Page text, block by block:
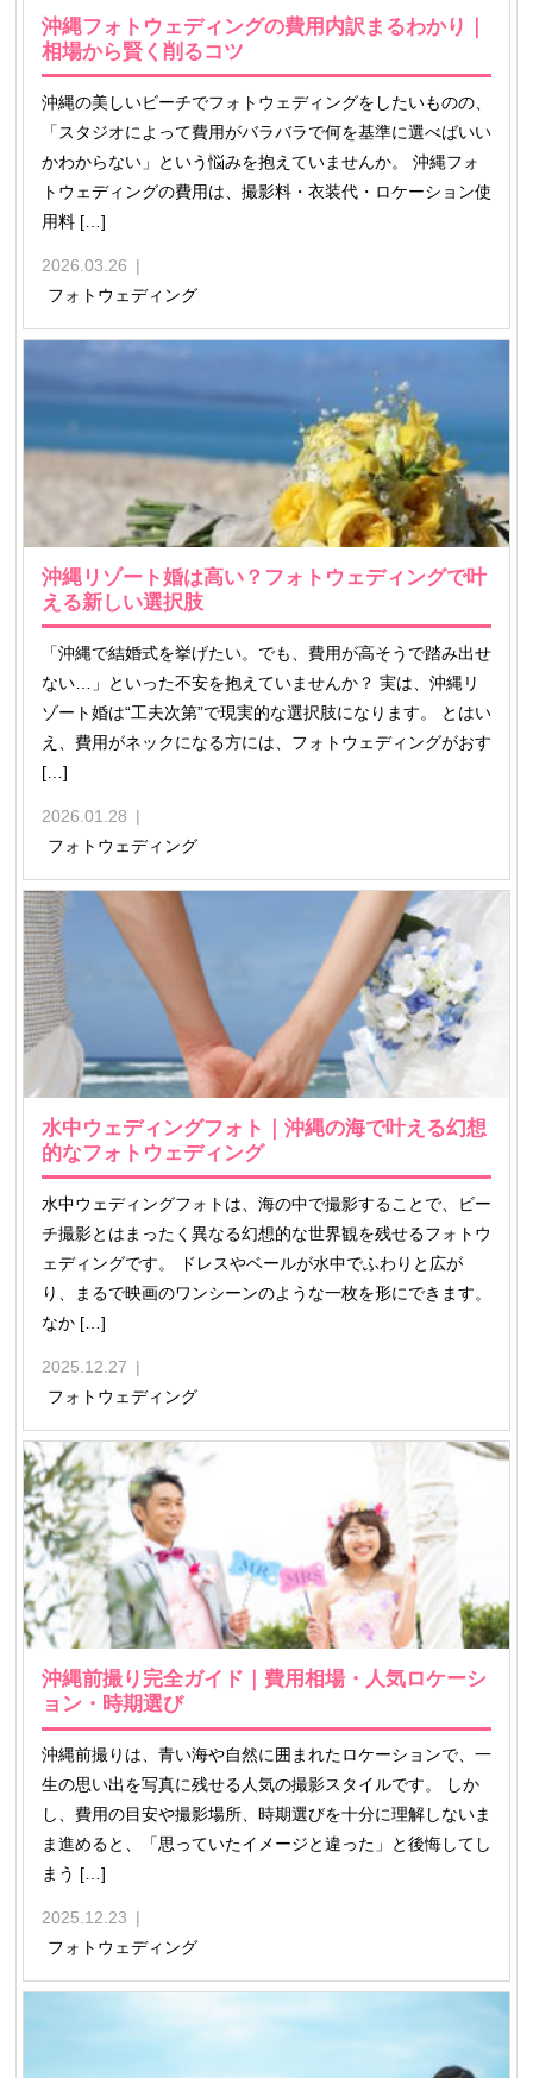
沖縄フォトウェディングの費用内訳まるわかり｜
相場から賢く削るコツ
沖縄の美しいビーチでフォトウェディングをしたいものの、
「スタジオによって費用がバラバラで何を基準に選べばいい
かわからない」という悩みを抱えていませんか。 沖縄フォ
トウェディングの費用は、撮影料・衣装代・ロケーション使
用料 […]
2026.03.26
フォトウェディング
沖縄リゾート婚は高い？フォトウェディングで叶
える新しい選択肢
「沖縄で結婚式を挙げたい。でも、費用が高そうで踏み出せ
ない…」といった不安を抱えていませんか？ 実は、沖縄リ
ゾート婚は“工夫次第”で現実的な選択肢になります。 とはい
え、費用がネックになる方には、フォトウェディングがおす
[…]
2026.01.28
フォトウェディング
水中ウェディングフォト｜沖縄の海で叶える幻想
的なフォトウェディング
水中ウェディングフォトは、海の中で撮影することで、ビー
チ撮影とはまったく異なる幻想的な世界観を残せるフォトウ
ェディングです。 ドレスやベールが水中でふわりと広が
り、まるで映画のワンシーンのような一枚を形にできます。
なか […]
2025.12.27
フォトウェディング
沖縄前撮り完全ガイド｜費用相場・人気ロケーシ
ョン・時期選び
沖縄前撮りは、青い海や自然に囲まれたロケーションで、一
生の思い出を写真に残せる人気の撮影スタイルです。 しか
し、費用の目安や撮影場所、時期選びを十分に理解しないま
ま進めると、「思っていたイメージと違った」と後悔してし
まう […]
2025.12.23
フォトウェディング